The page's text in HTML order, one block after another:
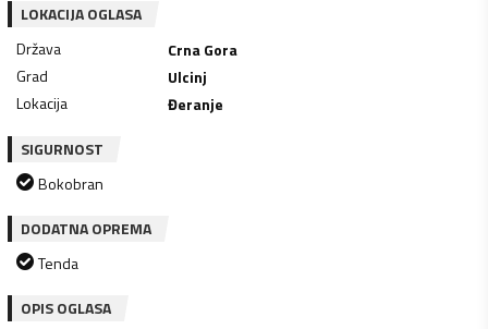
LOKACIJA OGLASA
Država
Crna Gora
Grad
Ulcinj
Lokacija
Đeranje
SIGURNOST
Bokobran
DODATNA OPREMA
Tenda
OPIS OGLASA